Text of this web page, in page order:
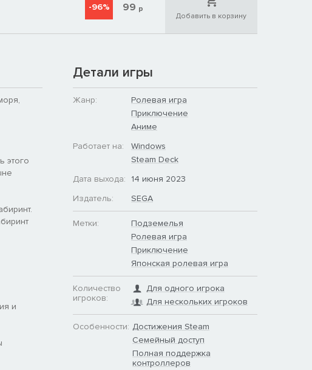
-96% 99 р
Добавить в корзину
этого
и
Детали игры
Жанр:
Ролевая игра
Приключение
Аниме
Работает на:
Windows
Steam Deck
Дата выхода:
14 июня 2023
Издатель:
SEGA
Метки:
Подземелья
Ролевая игра
Приключение
Японская ролевая игра
Количество
игроков:
Для одного игрока
Для нескольких игроков
Особенности: Достижения Steam
Семейный доступ
Полная поддержка
контроллеров